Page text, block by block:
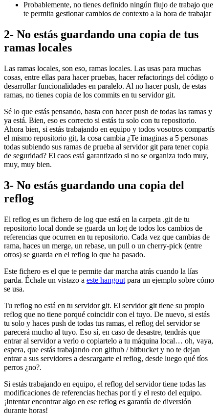
Probablemente, no tienes definido ningún flujo de trabajo que
te permita gestionar cambios de contexto a la hora de trabajar
2- No estás guardando una copia de tus
ramas locales
Las ramas locales, son eso, ramas locales. Las usas para muchas
cosas, entre ellas para hacer pruebas, hacer refactorings del código o
desarrollar funcionalidades en paralelo. Al no hacer push, de estas
ramas, no tienes copia de los commits en tu servidor git.
Sé lo que estás pensando, basta con hacer push de todas las ramas y
ya está. Bien, eso es correcto si estás tu solo con tu repositorio.
Ahora bien, si estás trabajando en equipo y todos vosotros compartís
el mismo repositorio git, la cosa cambia ¿Te imaginas a 5 personas
todas subiendo sus ramas de prueba al servidor git para tener copia
de seguridad? El caos está garantizado si no se organiza todo muy,
muy, muy bien.
3- No estás guardando una copia del
reflog
El reflog es un fichero de log que está en la carpeta .git de tu
repositorio local donde se guarda un log de todos los cambios de
referencias que ocurren en tu repositorio. Cada vez que cambias de
rama, haces un merge, un rebase, un pull o un cherry-pick (entre
otros) se guarda en el reflog lo que ha pasado.
Este fichero es el que te permite dar marcha atrás cuando la lías
parda. Échale un vistazo a este hangout para un ejemplo sobre cómo
se usa.
Tu reflog no está en tu servidor git. El servidor git tiene su propio
reflog que no tiene porqué coincidir con el tuyo. De nuevo, si estás
tu solo y haces push de todas tus ramas, el reflog del servidor se
parecerá mucho al tuyo. Eso sí, en caso de desastre, tendrás que
entrar al servidor a verlo o copiartelo a tu máquina local… oh, vaya,
espera, que estás trabajando con github / bitbucket y no te dejan
entrar a sus servidores a descargarte el reflog, desde luego qué tíos
perros ¿no?.
Si estás trabajando en equipo, el reflog del servidor tiene todas las
modificaciones de referencias hechas por tí y el resto del equipo.
¡Intentar encontrar algo en ese reflog es garantía de diversión
durante horas!